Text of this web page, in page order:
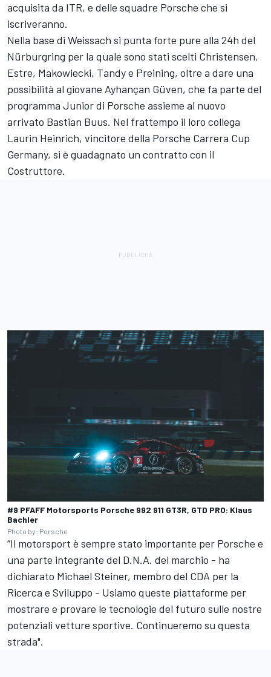
acquisita da ITR, e delle squadre Porsche che si
iscriveranno.
Nella base di Weissach si punta forte pure alla 24h del
Nürburgring per la quale sono stati scelti Christensen,
Estre, Makowiecki, Tandy e Preining, oltre a dare una
possibilità al giovane Ayhançan Güven, che fa parte del
programma Junior di Porsche assieme al nuovo
arrivato Bastian Buus. Nel frattempo il loro collega
Laurin Heinrich, vincitore della Porsche Carrera Cup
Germany, si è guadagnato un contratto con il
Costruttore.
#9 PFAFF Motorsports Porsche 992 911 GT3R, GTD PRO: Klaus
Bachler
Photo by: Porsche
“Il motorsport è sempre stato importante per Porsche e
una parte integrante del D.N.A. del marchio - ha
dichiarato Michael Steiner, membro del CDA per la
Ricerca e Sviluppo - Usiamo queste piattaforme per
mostrare e provare le tecnologie del futuro sulle nostre
potenziali vetture sportive. Continueremo su questa
strada".